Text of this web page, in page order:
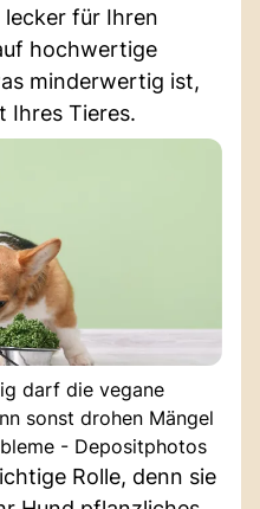
für Ihren
hochwertige
minderwertig ist,
Ihres Tieres.
darf die vegane
sonst drohen Mängel
- Depositphotos
Rolle, denn sie